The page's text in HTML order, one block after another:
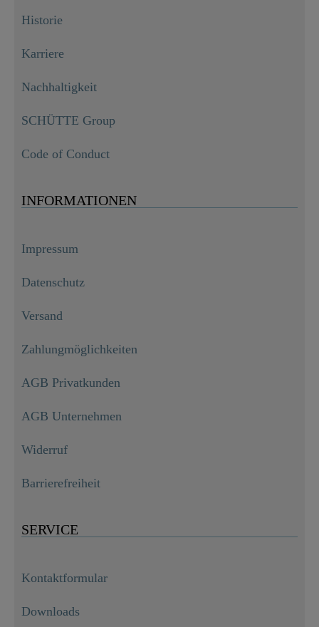
Historie
Karriere
Nachhaltigkeit
SCHÜTTE Group
Code of Conduct
INFORMATIONEN
Impressum
Datenschutz
Versand
Zahlungmöglichkeiten
AGB Privatkunden
AGB Unternehmen
Widerruf
Barrierefreiheit
SERVICE
Kontaktformular
Downloads